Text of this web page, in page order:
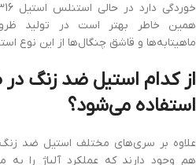
همین خاطر بهتر است در تولید
ماهیتابه‌ها و قاشق چنگال‌ها از این نوع
از کدام استیل ضد زنگ
استفاده می‌شود؟
علاوه بر سری‌های مختلف استیل ضد
هم وجود دارند که عملکرد آلیاژ را